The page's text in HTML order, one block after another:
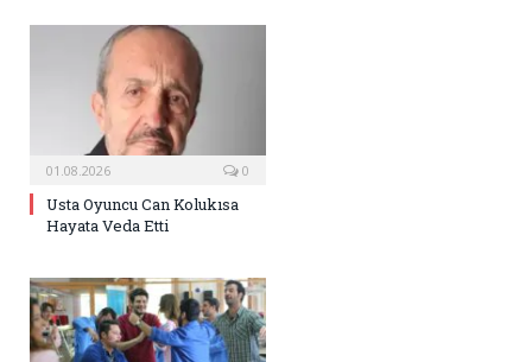
01.08.2026 0
Usta Oyuncu Can Kolukısa
Hayata Veda Etti